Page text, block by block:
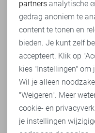
Marketing cookies
partners analytische
gedrag anoniem te
content te tonen en
bieden. Je kunt zelf
accepteert. Klik op
kies "Instellingen" om
Wil je alleen
"Weigeren". Meer
cookie- en
je instellingen